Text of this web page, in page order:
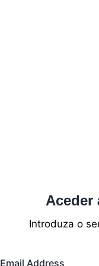
Aceder
Introduza o
Email Address